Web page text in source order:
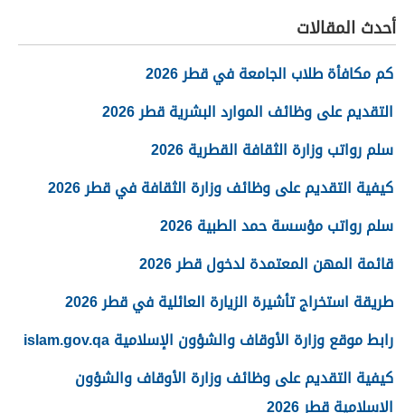
أحدث المقالات
كم مكافأة طلاب الجامعة في قطر 2026
التقديم على وظائف الموارد البشرية قطر 2026
سلم رواتب وزارة الثقافة القطرية 2026
كيفية التقديم على وظائف وزارة الثقافة في قطر 2026
سلم رواتب مؤسسة حمد الطبية 2026
قائمة المهن المعتمدة لدخول قطر 2026
طريقة استخراج تأشيرة الزيارة العائلية في قطر 2026
رابط موقع وزارة الأوقاف والشؤون الإسلامية islam.gov.qa
كيفية التقديم على وظائف وزارة الأوقاف والشؤون
الإسلامية قطر 2026